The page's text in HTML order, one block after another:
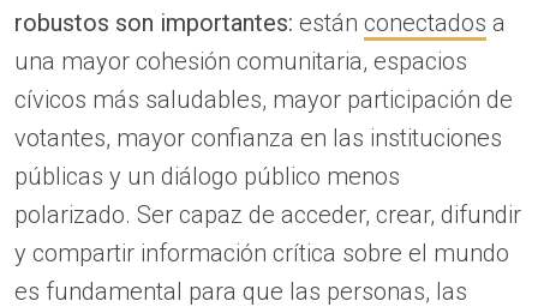
robustos son importantes: están conectados a
una mayor cohesión comunitaria, espacios
cívicos más saludables, mayor participación de
votantes, mayor confianza en las instituciones
públicas y un diálogo público menos
polarizado. Ser capaz de acceder, crear, difundir
y compartir información crítica sobre el mundo
es fundamental para que las personas, las